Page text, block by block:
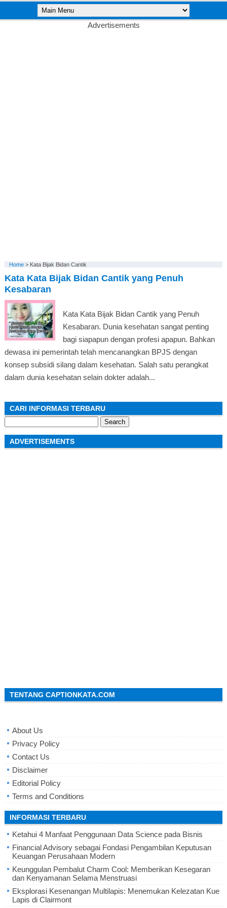
Advertisements
Home> Kata Bijak Bidan Cantik
Kata Kata Bijak Bidan Cantik yang Penuh
Kesabaran
Kata Kata Bijak Bidan Cantik yang Penuh
Kesabaran. Dunia kesehatan sangat penting
bagi siapapun dengan profesi apapun. Bahkan
dewasa ini pemerintah telah mencanangkan BPJS dengan
konsep subsidi silang dalam kesehatan. Salah satu perangkat
dalam dunia kesehatan selain dokter adalah...
CARI INFORMASI TERBARU
for:
ADVERTISEMENTS
TENTANG CAPTIONKATA.COM
About Us
Privacy Policy
Contact Us
Disclaimer
Editorial Policy
Terms and Conditions
INFORMASI TERBARU
Ketahui 4 Manfaat Penggunaan Data Science pada Bisnis
Financial Advisory sebagai Fondasi Pengambilan Keputusan
Keuangan Perusahaan Modern
Keunggulan Pembalut Charm Cool: Memberikan Kesegaran
dan Kenyamanan Selama Menstruasi
Eksplorasi Kesenangan Multilapis: Menemukan Kelezatan Kue
Lapis di Clairmont